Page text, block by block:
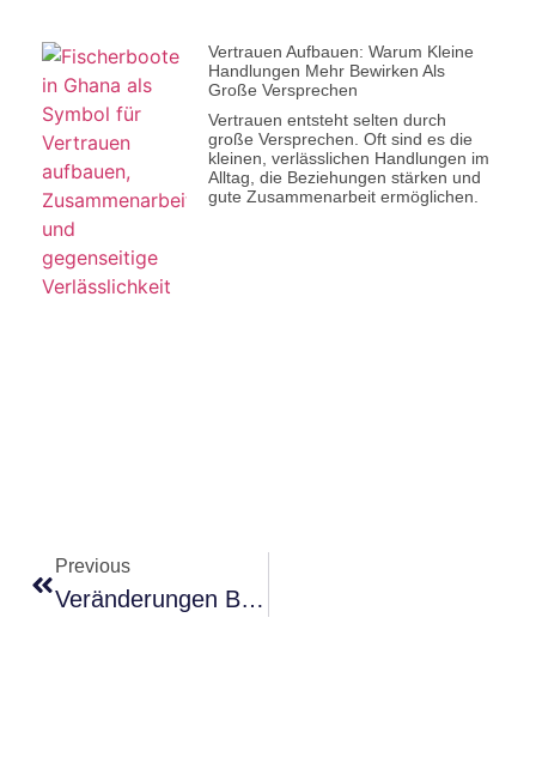
Vertrauen Aufbauen: Warum Kleine
Handlungen Mehr Bewirken Als
Große Versprechen
Vertrauen entsteht selten durch
große Versprechen. Oft sind es die
kleinen, verlässlichen Handlungen im
Alltag, die Beziehungen stärken und
gute Zusammenarbeit ermöglichen.
Previous
Veränderungen Bewältigen – Warum Nicht Alles Wieder Werden Muss Wie Früher